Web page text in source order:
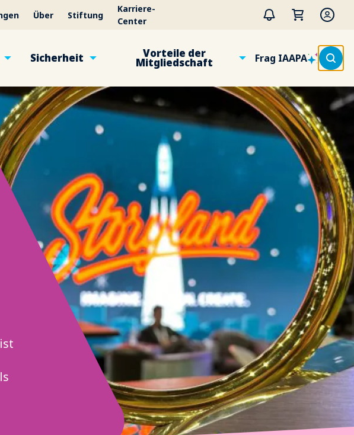
Über Stiftung
Karriere-
Center
Sicherheit Vorteile der
Mitgliedschaft Frag IAAPA